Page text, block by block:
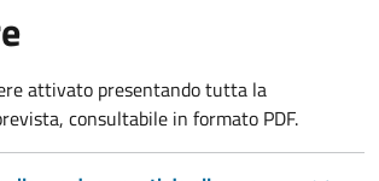
attivato presentando tutta la
consultabile in formato PDF.